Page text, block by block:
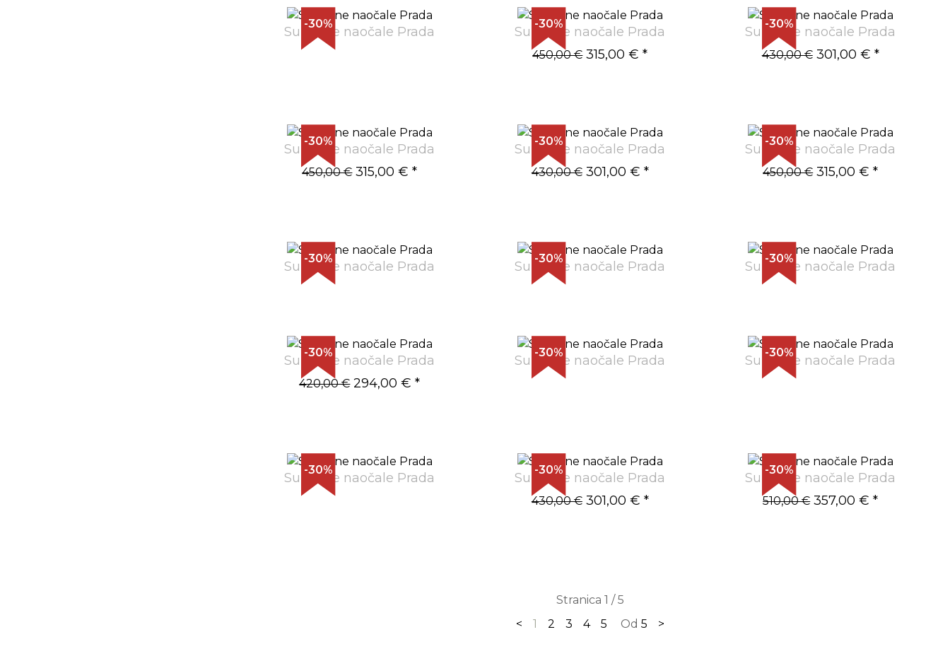
-30%
Sunčane naočale Prada
-30%
Sunčane naočale Prada
450,00 €315,00 € *
-30%
Sunčane naočale Prada
430,00 €301,00 € *
-30%
Sunčane naočale Prada
450,00 €315,00 € *
-30%
Sunčane naočale Prada
430,00 €301,00 € *
-30%
Sunčane naočale Prada
450,00 €315,00 € *
-30%
Sunčane naočale Prada
-30%
Sunčane naočale Prada
-30%
Sunčane naočale Prada
-30%
Sunčane naočale Prada
420,00 €294,00 € *
-30%
Sunčane naočale Prada
-30%
Sunčane naočale Prada
-30%
Sunčane naočale Prada
-30%
Sunčane naočale Prada
430,00 €301,00 € *
-30%
Sunčane naočale Prada
510,00 €357,00 € *
Stranica 1 / 5
<
1 2 3 4 5 Od 5 >